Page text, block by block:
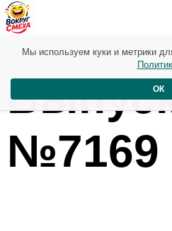
№7169
Мы используем куки и метрики
ОК